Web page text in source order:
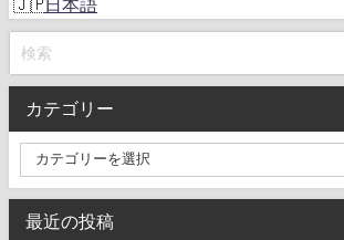
日本語
カテゴリー
最近の投稿